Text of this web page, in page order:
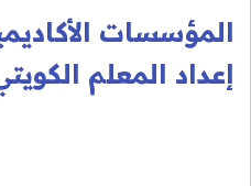
المؤسسات
إعداد المعلم